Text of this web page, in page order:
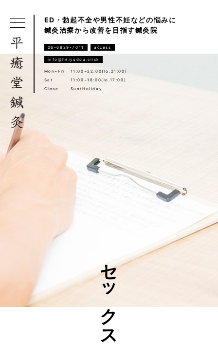
ED・勃起不全や男性不妊などの悩みに
鍼灸治療から改善を目指す鍼灸院
06-6829-7011 access
info@heiyudou.click
Mon~Fri
11:00~22:00(lo.21:00)
Sat
11:00~18:00(lo.17:00)
Close
Sun/Holiday
セックス不安